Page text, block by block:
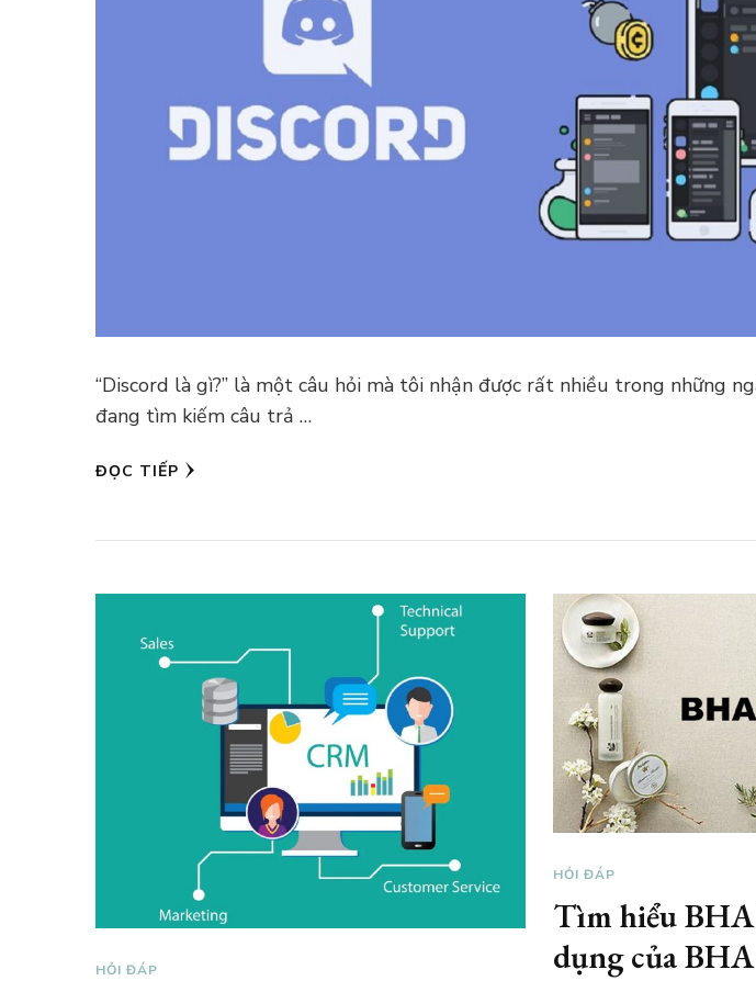
“Discord là gì?” là một câu hỏi mà tôi nhận được rất nhiều trong những
đang tìm kiếm câu trả …
ĐỌC TIẾP
HỎI ĐÁP
HỎI ĐÁP
Tìm hiểu
dụng của